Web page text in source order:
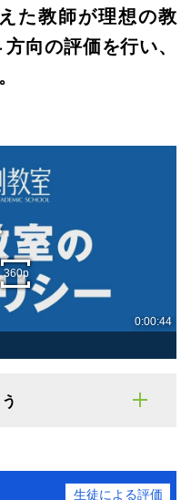
た教師が理想の教
向の評価を行い、
生徒による評価